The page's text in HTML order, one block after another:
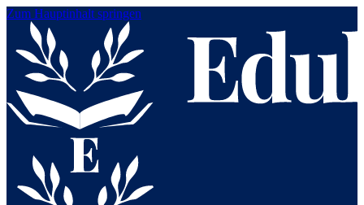
Zum Hauptinhalt springen